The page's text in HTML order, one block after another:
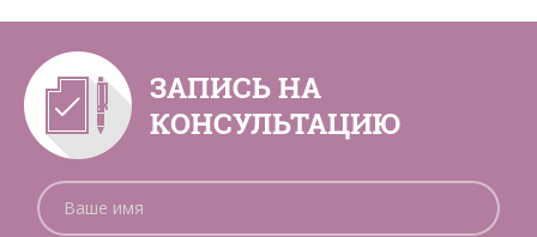
ЗАПИСЬ НА
КОНСУЛЬТАЦИЮ